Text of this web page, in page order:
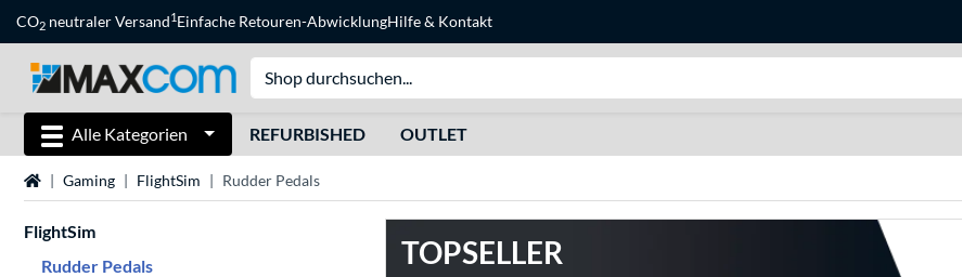
CO2 neutraler Versand1Einfache Retouren-AbwicklungHilfe& Kontakt
Alle Kategorien REFURBISHED OUTLET
StartseiteGaming FlightSim Rudder Pedals
FlightSim
Rudder Pedals
TOPSELLER